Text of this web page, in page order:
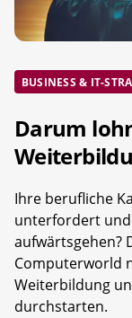
BUSINESS & IT-
Darum
Ihre berufliche
unterfordert und
aufwärtsgehen?
Computerworld
Weiterbildung
durchstarten.